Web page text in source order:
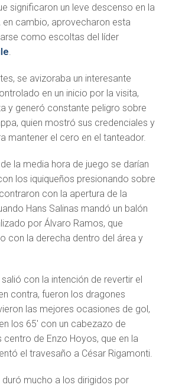
significaron un leve descenso en la
en cambio, aprovecharon esta
como escoltas del líder
.
se avizoraba un interesante
en un inicio por la visita,
y generó constante peligro sobre
quien mostró sus credenciales y
mantener el cero en el tanteador.
la media hora de juego se darían
los iquiqueños presionando sobre
con la apertura de la
Hans Salinas mandó un balón
por Álvaro Ramos, que
con la derecha dentro del área y
con la intención de revertir el
contra, fueron los dragones
las mejores ocasiones de gol,
los 65′ con un cabezazo de
de Enzo Hoyos, que en la
el travesaño a César Rigamonti.
duró mucho a los dirigidos por